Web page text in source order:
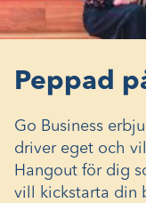
Peppad
Go Business
driver eget och
Hangout för dig
vill kickstarta din